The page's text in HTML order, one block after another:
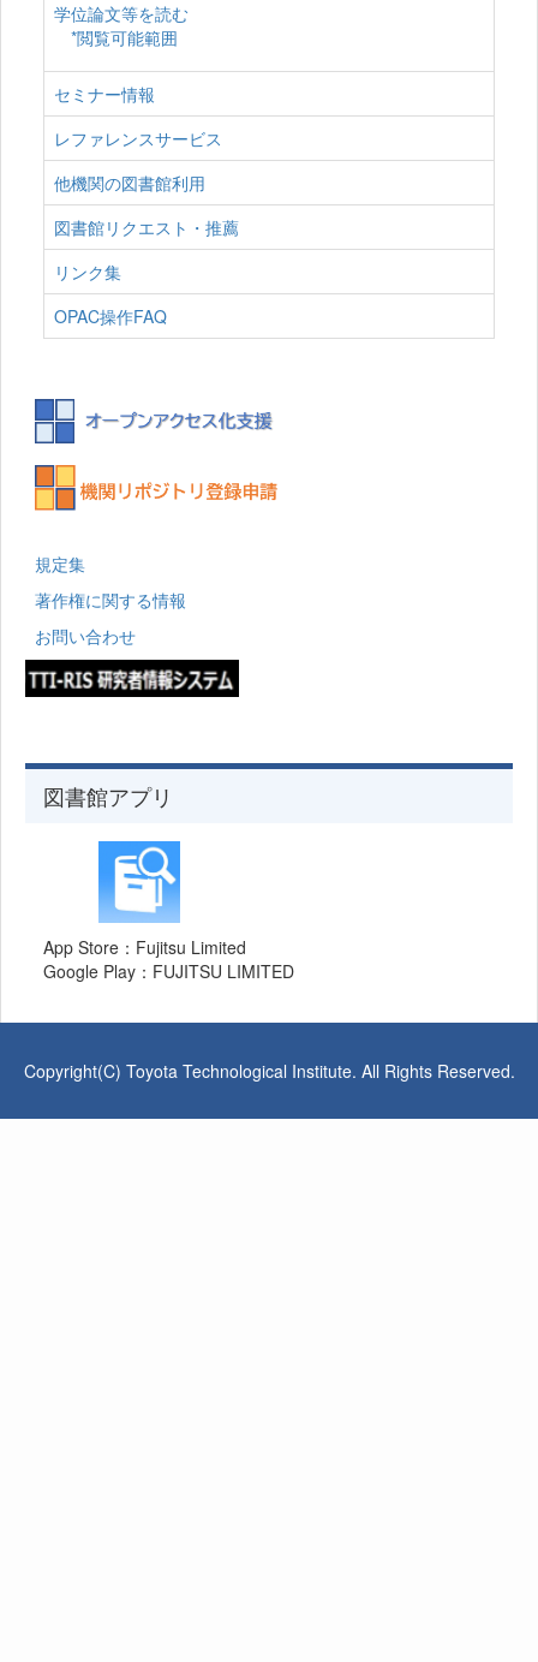
学位論文等を読む
*閲覧可能範囲
セミナー情報
レファレンスサービス
他機関の図書館利用
図書館リクエスト・推薦
リンク集
OPAC操作FAQ
規定集
著作権に関する情報
お問い合わせ
図書館アプリ
App Store：Fujitsu Limited
Google Play：FUJITSU LIMITED
Copyright(C) Toyota Technological Institute. All Rights Reserved.